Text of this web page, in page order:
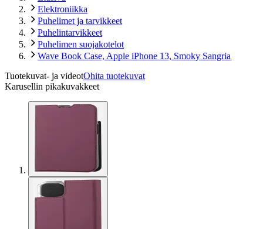
Elektroniikka
Puhelimet ja tarvikkeet
Puhelintarvikkeet
Puhelimen suojakotelot
Wave Book Case, Apple iPhone 13, Smoky Sangria
Tuotekuvat- ja videotOhita tuotekuvat
Karusellin pikakuvakkeet